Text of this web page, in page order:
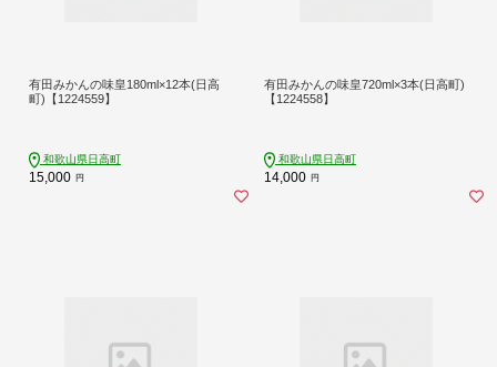
有田みかんの味皇180ml×12本(日高
町)【1224559】
和歌山県日高町
15,000 円
有田みかんの味皇720ml×3本(日高町)
【1224558】
和歌山県日高町
14,000 円